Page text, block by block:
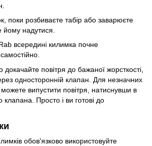
поки розбиваєте табір або заварюєте
йому надутися.
всередині килимка почне
повітря до бажаної жорсткості,
односторонній клапан. Для незначних
випустити повітря, натиснувши в
клапана. Просто і ви готові до
обов'язково використовуйте